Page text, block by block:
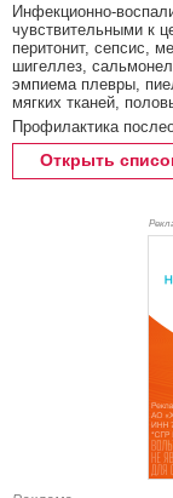
Инфекционно-
чувствительными к
перитонит, сепсис,
шигеллез,
эмпиема плевры,
мягких тканей,
Профилактика
Открыть